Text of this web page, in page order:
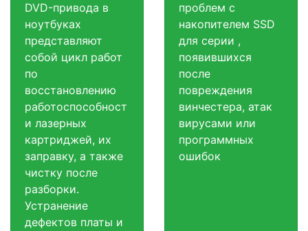
DVD-привода в
ноутбуках
представляют
собой цикл работ
по
восстановлению
работоспособност
и лазерных
картриджей, их
заправку, а также
чистку после
разборки.
Устранение
дефектов платы и
проблем с
накопителем SSD
для серии ,
появившихся
после
повреждения
винчестера, атак
вирусами или
программных
ошибок